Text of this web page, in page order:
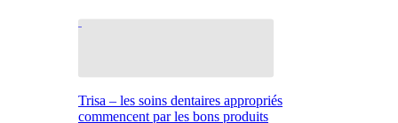
Trisa – les soins dentaires appropriés
commencent par les bons produits